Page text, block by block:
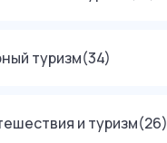
туризм(34)
и туризм(26)